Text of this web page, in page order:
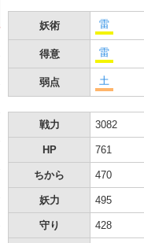
妖術 雷
得意 雷
弱点 土
戦力 3082
HP 761
ちから 470
妖力 495
守り 428